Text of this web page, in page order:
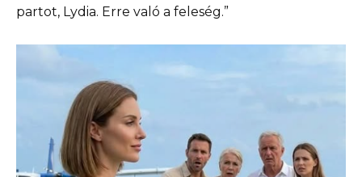
partot, Lydia. Erre való a feleség.”